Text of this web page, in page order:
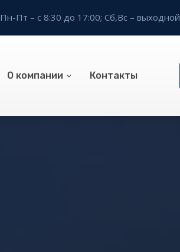
Пн-Пт – с 8:30 до 17:00; Сб,Вс – выходной
О компании Контакты